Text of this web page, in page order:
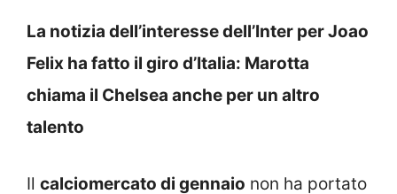
La notizia dell’interesse dell’Inter per Joao
Felix ha fatto il giro d’Italia: Marotta
chiama il Chelsea anche per un altro
talento
Il calciomercato di gennaio non ha portato